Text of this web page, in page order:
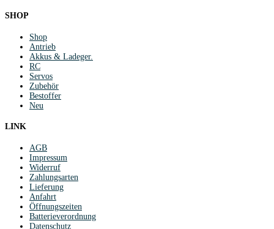
SHOP
Shop
Antrieb
Akkus & Ladeger.
RC
Servos
Zubehör
Bestoffer
Neu
LINK
AGB
Impressum
Widerruf
Zahlungsarten
Lieferung
Anfahrt
Öffnungszeiten
Batterieverordnung
Datenschutz